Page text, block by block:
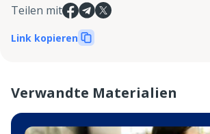
Teilen mit
Link kopieren
Verwandte Materialien